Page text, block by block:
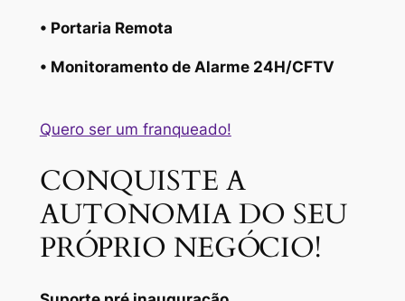
• Portaria Remota
• Monitoramento de Alarme 24H/CFTV
Quero ser um franqueado!
CONQUISTE A
AUTONOMIA DO SEU
PRÓPRIO NEGÓCIO!